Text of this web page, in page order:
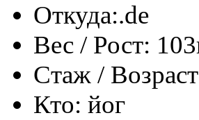
Откуда:.de
Вес / Рост:
Стаж /
Кто: йог